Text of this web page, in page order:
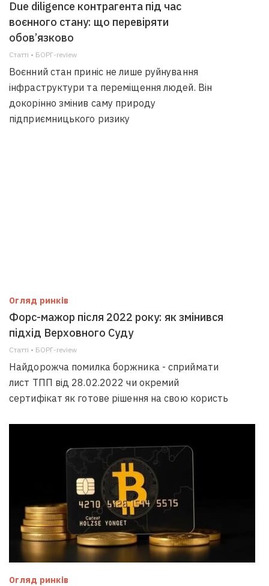
Due diligence контрагента під час
воєнного стану: що перевіряти
обов’язково
Статті • БОРГ-review
Воєнний стан приніс не лише руйнування
інфраструктури та переміщення людей. Він
докорінно змінив саму природу
підприємницького ризику
Огляд ринків
Форс-мажор після 2022 року: як змінився
підхід Верховного Суду
Статті • БОРГ-review
Найдорожча помилка боржника - сприймати
лист ТПП від 28.02.2022 чи окремий
сертифікат як готове рішення на свою користь
Огляд ринків